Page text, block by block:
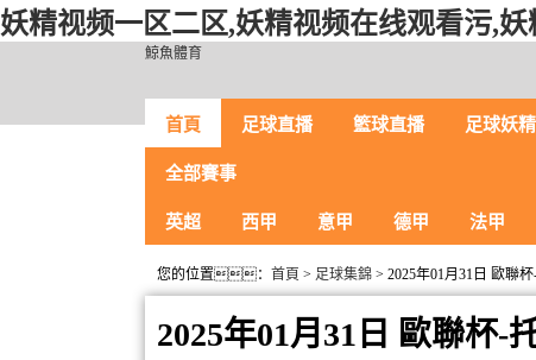
妖精视频一区二区,妖精视频在线观看污,
鯨魚體育
首頁 足球直播 籃球直播 足球妖
全部賽事
英超 西甲 意甲 德甲 法甲
您的位置： 首頁 > 足球集錦 > 2025年01月31日 歐聯
2025年01月31日 歐聯杯-